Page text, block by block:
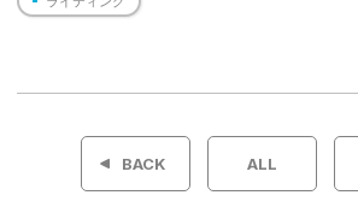
投
BACK ALL